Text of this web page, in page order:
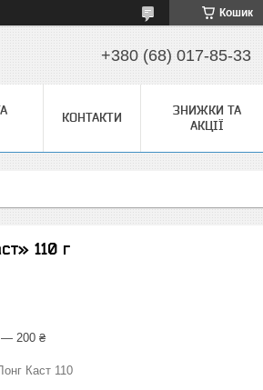
Кошик
+380 (68) 017-85-33
КОНТАКТИ
ЗНИЖКИ ТА
АКЦІЇ
110 г
— 200 ₴
Каст 110